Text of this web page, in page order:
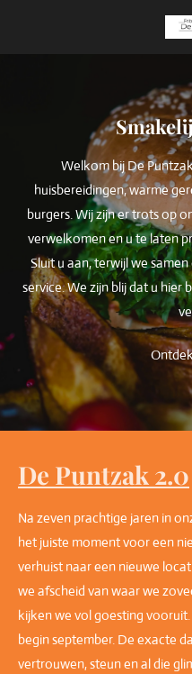
Welkom bij De
huisbereidingen, warme
burgers. Wij zijn er trots op
verwelkomen en u te laten
Sluit u aan, terwijl we
service. We zijn blij dat u hier
De Puntzak 2.0
Na zeven prachtige jaren in
het juiste moment voor een
verhuist naar een nieuwe
we afscheid van waar we
kijken we vol goesting
begin september. De exacte
vertrouwen, steun en al die